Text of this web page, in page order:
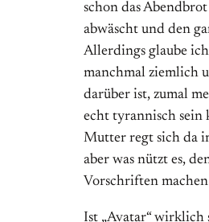
schon das
abwäscht und den
Allerdings glaube
manchmal ziemlich
darüber ist, zumal
echt tyrannisch sein
Mutter regt sich da
aber was nützt es,
Vorschriften
Ist „Avatar“ wirklich